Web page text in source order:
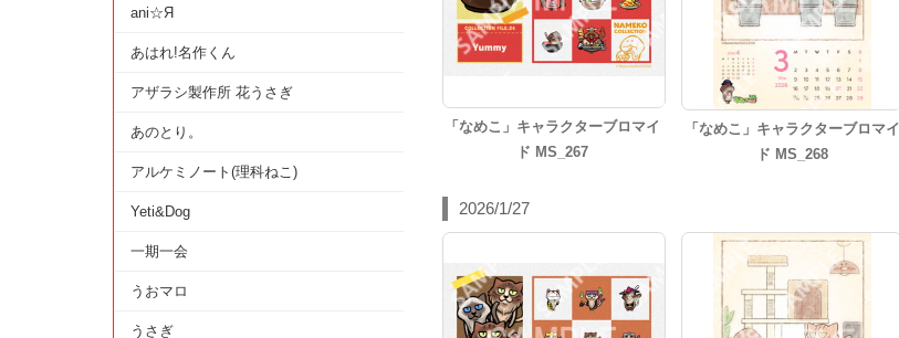
「なめこ」キャラクターブロマイ
ド MS_267
「なめこ」キャラクターブロマイ
ド MS_268
2026/1/27
ani☆Я
あはれ!名作くん
アザラシ製作所 花うさぎ
あのとり。
アルケミノート(理科ねこ)
Yeti&Dog
一期一会
うおマロ
うさぎ